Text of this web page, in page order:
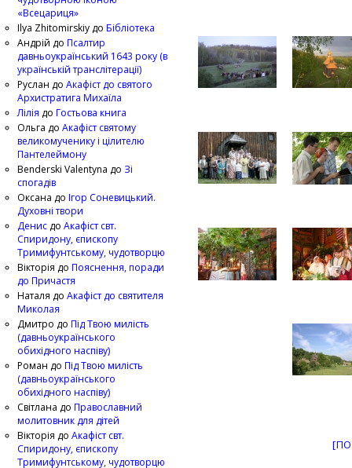
«Всецариця»
Ilya Zhitomirskiy до Бібліотека
Андрій до Псалтир
давньоукраїнський 1643 року (в
українській транслітерації)
Руслан до Акафіст до святого
Архистратига Михаїла
Лілія до Гостьова книга
Ольга до Акафіст святому
великомученику і цілителю
Пантелеймону
Benderski Valentyna до Зі
спогадів
Оксана до Ігор Соневицький.
Духовні твори
Денис до Акафіст свт.
Спиридону, єпископу
Тримифунтському, чудотворцю
Вікторія до Пояснення, поради
до Причастя
Наталя до Акафіст до святителя
Миколая
Дмитро до Під Твою милість
(давньоукраїнського
обихідного наспіву)
Роман до Під Твою милість
(давньоукраїнського
обихідного наспіву)
Світлана до Православний
молитовник для дітей
Вікторія до Акафіст свт.
Спиридону, єпископу
Тримифунтському, чудотворцю